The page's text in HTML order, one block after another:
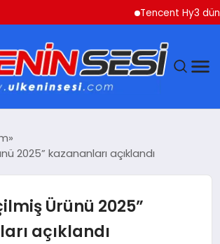
Tencent Hy3 dünya
2025” kazananları açıklandı
Ürünü 2025”
açıklandı